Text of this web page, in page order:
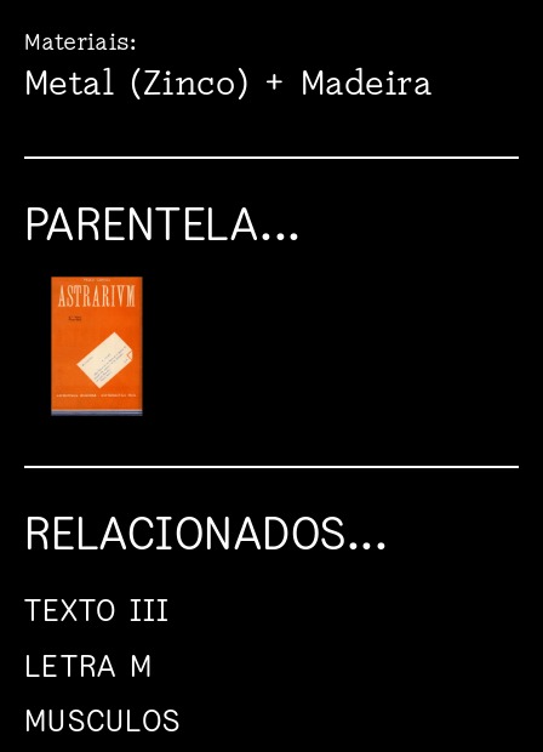
Materiais:
Metal (Zinco) + Madeira
PARENTELA...
RELACIONADOS...
TEXTO III
LETRA M
MUSCULOS